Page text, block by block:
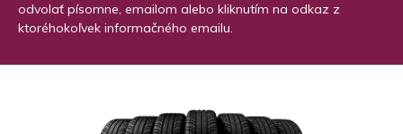
odvolať písomne, emailom alebo kliknutím na odkaz z
ktoréhokoľvek informačného emailu.